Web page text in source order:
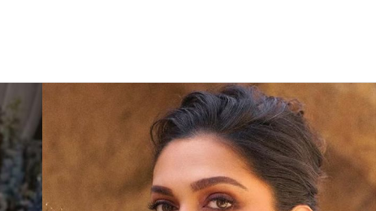
मनाया जाएगा. इस दिन लोग नए बर्तन, गहने और अन्य संपत्ति
मान्यता है कि इस दिन खरीदारी करने से साल भर धन की वृद्धि